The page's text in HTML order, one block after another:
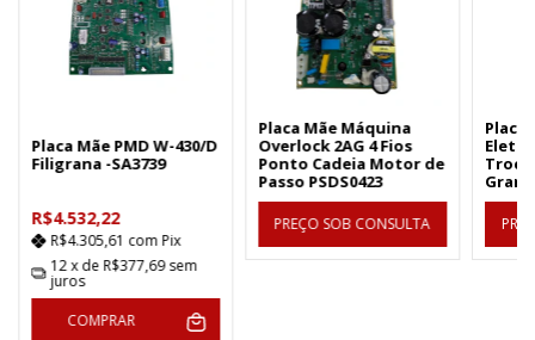
Placa Mãe PMD W-430/D
Filigrana -SA3739
R$4.532,22
R$4.305,61 com Pix
12x de R$377,69 sem
juros
COMPRAR
Placa Mãe Máquina
Overlock 2AG 4 Fios
Ponto Cadeia Motor de
Passo PSDS0423
PREÇO SOB CONSULTA
Placa
Troca